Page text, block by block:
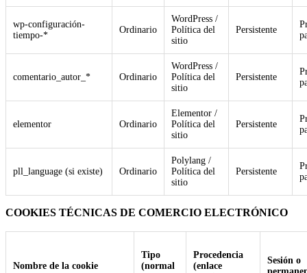
wp-configuración-
tiempo-*
Ordinario
WordPress /
Política del
sitio
Persistente
comentario_autor_* Ordinario
WordPress /
Política del
sitio
Persistente
elementor Ordinario
Elementor /
Política del
sitio
Persistente
pll_language (si existe) Ordinario
Polylang /
Política del
sitio
Persistente
COOKIES TÉCNICAS DE COMERCIO ELECTRÓNICO
Nombre de la cookie
Tipo
(normal
Procedencia
(enlace
Sesión o